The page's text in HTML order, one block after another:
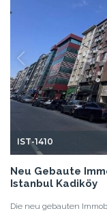
IST-1410
Neu Gebaute
Istanbul Kadiköy
Die neu gebauten